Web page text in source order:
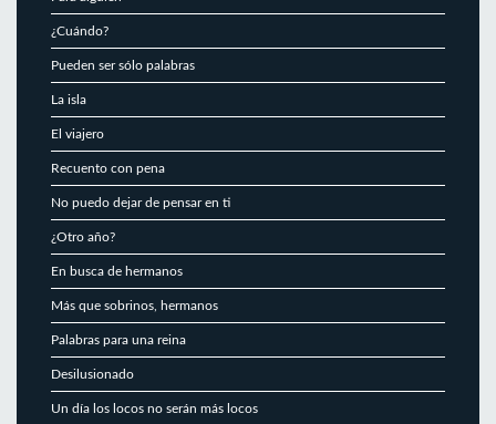
¿Cuándo?
Pueden ser sólo palabras
La isla
El viajero
Recuento con pena
No puedo dejar de pensar en ti
¿Otro año?
En busca de hermanos
Más que sobrinos, hermanos
Palabras para una reina
Desilusionado
Un día los locos no serán más locos